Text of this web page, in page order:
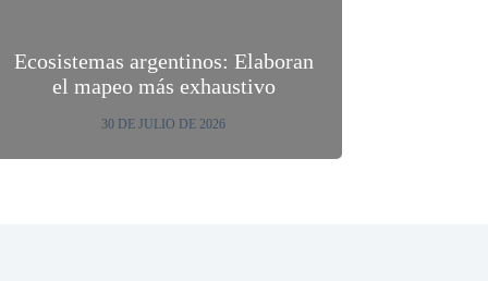
Ecosistemas argentinos: Elaboran
el mapeo más exhaustivo
30 DE JULIO DE 2026